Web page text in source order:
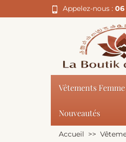
Appelez-nous : 06
Vêtements Femme
Nouveautés
Accueil